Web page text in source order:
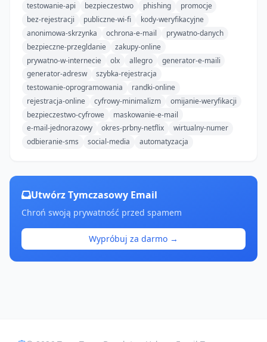
testowanie-api
bezpieczestwo phishing
promocje
bez-rejestracji
publiczne-wi-fi
kody-weryfikacyjne
anonimowa-skrzynka
ochrona-e-mail
prywatno-danych
bezpieczne-przegldanie
zakupy-online
prywatno-w-internecie
olx allegro
generator-e-maili
generator-adresw
szybka-rejestracja
testowanie-oprogramowania
randki-online
rejestracja-online
cyfrowy-minimalizm
omijanie-weryfikacji
bezpieczestwo-cyfrowe
maskowanie-e-mail
e-mail-jednorazowy
okres-prbny-netflix
wirtualny-numer
odbieranie-sms
social-media automatyzacja
Utwórz Tymczasowy Email
Chroń swoją prywatność przed spamem
Wypróbuj za darmo →